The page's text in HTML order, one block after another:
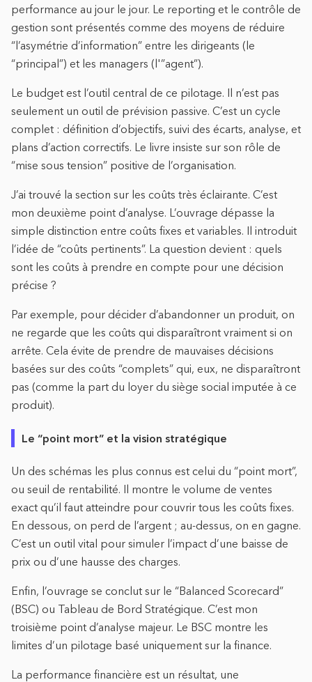
performance au jour le jour. Le reporting et le contrôle de
gestion sont présentés comme des moyens de réduire
“l’asymétrie d’information” entre les dirigeants (le
“principal”) et les managers (l'”agent”).
Le budget est l’outil central de ce pilotage. Il n’est pas
seulement un outil de prévision passive. C’est un cycle
complet : définition d’objectifs, suivi des écarts, analyse, et
plans d’action correctifs. Le livre insiste sur son rôle de
“mise sous tension” positive de l’organisation.
J’ai trouvé la section sur les coûts très éclairante. C’est
mon deuxième point d’analyse. L’ouvrage dépasse la
simple distinction entre coûts fixes et variables. Il introduit
l’idée de “coûts pertinents”. La question devient : quels
sont les coûts à prendre en compte pour une décision
précise ?
Par exemple, pour décider d’abandonner un produit, on
ne regarde que les coûts qui disparaîtront vraiment si on
arrête. Cela évite de prendre de mauvaises décisions
basées sur des coûts “complets” qui, eux, ne disparaîtront
pas (comme la part du loyer du siège social imputée à ce
produit).
Le “point mort” et la vision stratégique
Un des schémas les plus connus est celui du “point mort”,
ou seuil de rentabilité. Il montre le volume de ventes
exact qu’il faut atteindre pour couvrir tous les coûts fixes.
En dessous, on perd de l’argent ; au-dessus, on en gagne.
C’est un outil vital pour simuler l’impact d’une baisse de
prix ou d’une hausse des charges.
Enfin, l’ouvrage se conclut sur le “Balanced Scorecard”
(BSC) ou Tableau de Bord Stratégique. C’est mon
troisième point d’analyse majeur. Le BSC montre les
limites d’un pilotage basé uniquement sur la finance.
La performance financière est un résultat, une